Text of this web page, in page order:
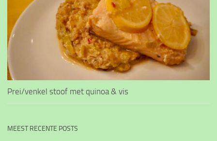
Prei/venkel stoof met quinoa & vis
MEEST RECENTE POSTS